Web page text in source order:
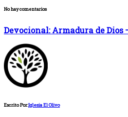
No hay comentarios
Devocional: Armadura de Dios
Escrito Por:Iglesia El Olivo